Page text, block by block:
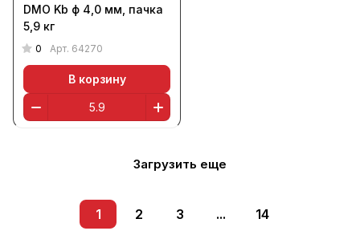
DMO Kb ф 4,0 мм, пачка
5,9 кг
0 Арт. 64270
В корзину
Загрузить еще
1 2 3 ... 14